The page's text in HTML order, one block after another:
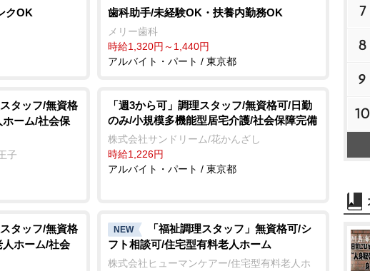
クOK 歯科助手/未経験OK・扶養内勤務OK
メリー歯科
時給1,320円～1,440円
アルバイト・パート / 東京都
タッフ/無資格
ーム/社会保
子
「週3から可」調理スタッフ/無資格可/日勤
のみ/小規模多機能型居宅介護/社会保障完備
株式会社サンドリーム/花かんざし
時給1,226円
アルバイト・パート / 東京都
タッフ/無資格
ホーム/社会
NEW
「福祉調理スタッフ」無資格可/シ
フト相談可/住宅型有料老人ホーム
株式会社ヒューマンケアー/住宅型有料老人ホ
7
8
9
10